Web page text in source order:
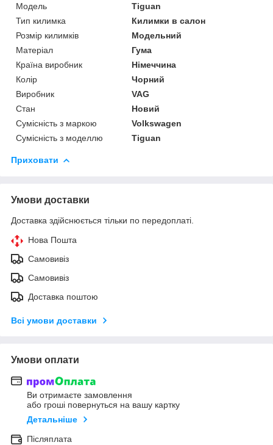
Модель
Tiguan
Тип килимка
Килимки в салон
Розмір килимків
Модельний
Матеріал
Гума
Країна виробник
Німеччина
Колір
Чорний
Виробник
VAG
Стан
Новий
Сумісність з маркою
Volkswagen
Сумісність з моделлю
Tiguan
Приховати
Умови доставки
Доставка здійснюється тільки по передоплаті.
Нова Пошта
Самовивіз
Самовивіз
Доставка поштою
Всі умови доставки
Умови оплати
Ви отримаєте замовлення
або гроші повернуться на вашу картку
Детальніше
Післяплата